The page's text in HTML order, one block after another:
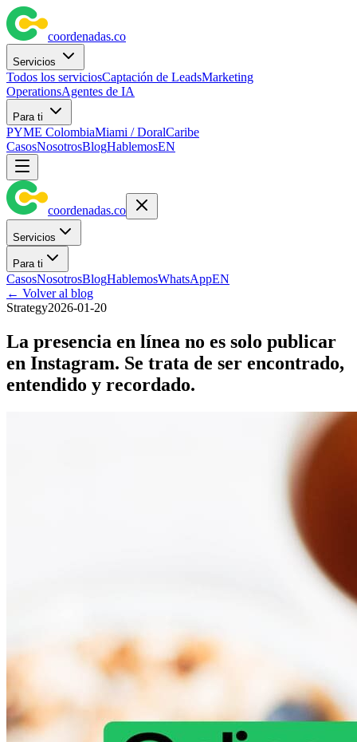
coordenadas.co
Servicios
Todos los serviciosCaptación de LeadsMarketing
OperationsAgentes de IA
Para ti
PYME ColombiaMiami / DoralCaribe
CasosNosotrosBlogHablemosEN
coordenadas.co
Servicios
Para ti
CasosNosotrosBlogHablemosWhatsAppEN
← Volver al blog
Strategy2026-01-20
La presencia en línea no es solo publicar
en Instagram. Se trata de ser encontrado,
entendido y recordado.